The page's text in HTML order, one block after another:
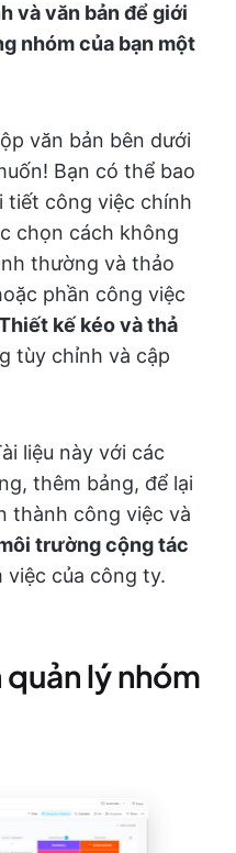
và văn bản để giới
nhóm của bạn một
văn bản bên dưới
Bạn có thể bao
tiết công việc chính
chọn cách không
thường và thảo
phần công việc
kế kéo và thả
tùy chỉnh và cập
liệu này với các
thêm bảng, để lại
thành công việc và
trường cộng tác
việc của công ty.
lý nhóm